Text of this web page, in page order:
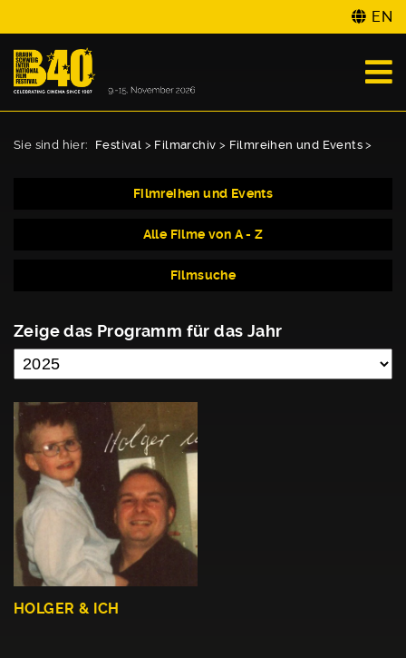
EN
Sie sind hier: Festival > Filmarchiv > Filmreihen und Events >
Filmreihen und Events
Alle Filme von A - Z
Filmsuche
Zeige das Programm für das Jahr
HOLGER & ICH